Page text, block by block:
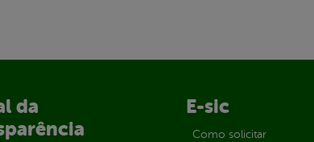
da
E-sic
Como solicitar